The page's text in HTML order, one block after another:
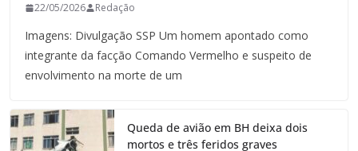
22/05/2026 Redação
Imagens: Divulgação SSP Um homem apontado como
integrante da facção Comando Vermelho e suspeito de
envolvimento na morte de um
Queda de avião em BH deixa dois
mortos e três feridos graves